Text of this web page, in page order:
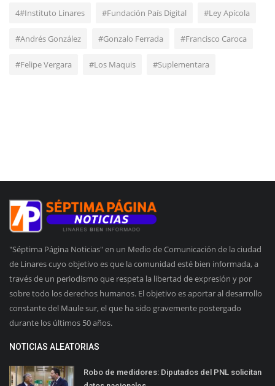
4#Instituto Linares #Fundación País Digital #Ley Apícola
#Andrés González #Gonzalo Ferrada #Francisco Caroca
#Felipe Vergara #Los Maquis #Suplementara
"Séptima Página Noticias" en un Medio de Comunicación de la ciudad
de Linares cuyo objetivo es que la comunidad esté bien informada, a
través de un periodismo que respeta la libertad de expresión y por
sobre todo los derechos humanos. El objetivo es aportar al desarrollo
constante del Maule sur, el que ha sido gravemente postergado
durante los últimos 50 años.
NOTICIAS ALEATORIAS
Robo de medidores: Diputados del PNL solicitan